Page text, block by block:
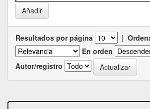
Resultados por página |
En orden
Autor/registro